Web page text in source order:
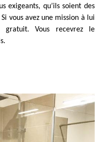
exigeants, qu’ils soient des
vous avez une mission à lui
gratuit. Vous recevrez le